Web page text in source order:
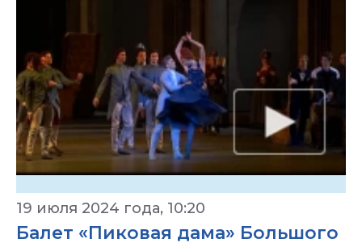
19 июля 2024 года, 10:20
Балет «Пиковая дама» Большого